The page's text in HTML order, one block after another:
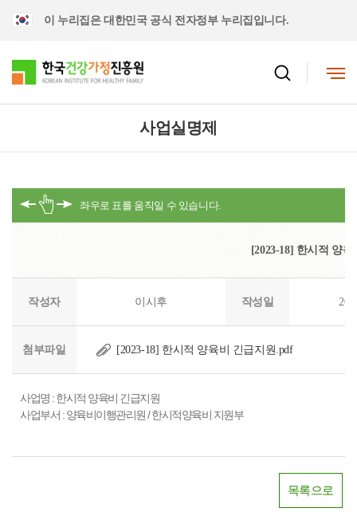
이 누리집은 대한민국 공식 전자정부 누리집입니다.
사업실명제
[2023-18] 한시적 양
작성자 이시후 작성일
첨부파일 [2023-18] 한시적 양육비 긴급지원.pdf
사업명 : 한시적 양육비 긴급지원
사업부서 : 양육비이행관리원 / 한시적양육비 지원부
목록으로